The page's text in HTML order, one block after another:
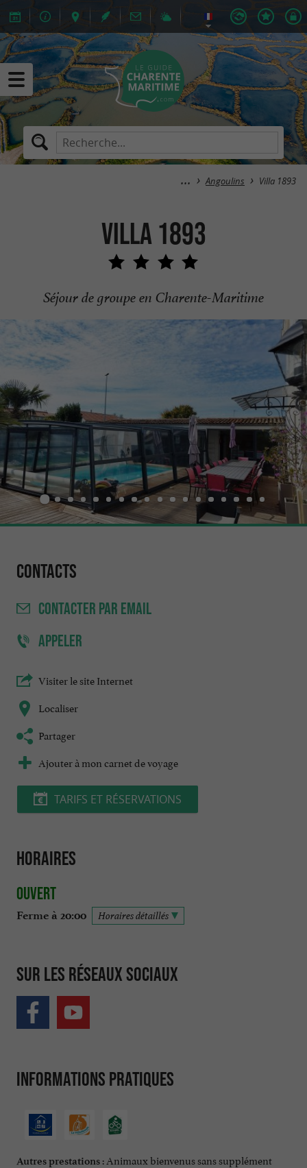
Angoulins Villa 1893
Villa 1893
Séjour de groupe en Charente-Maritime
Contacts
CONTACTER PAR EMAIL
APPELER
Visiter le site Internet
Localiser
Partager
Ajouter à mon carnet de voyage
TARIFS ET RÉSERVATIONS
Horaires
Ouvert
Ferme à 20:00 Horaires détaillés
Sur les réseaux sociaux
Informations pratiques
Autres prestations : Animaux bienvenus sans supplément